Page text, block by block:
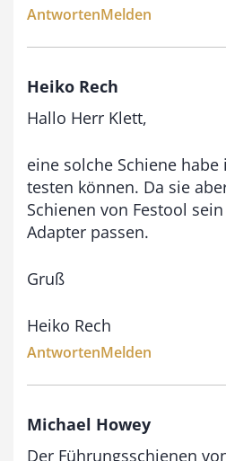
AntwortenMelden
Heiko Rech
Hallo Herr Klett,
eine solche Schiene
testen können. Da sie
Schienen von Festool
Adapter passen.
Gruß
Heiko Rech
AntwortenMelden
Michael Howey
Der Führungsschienen